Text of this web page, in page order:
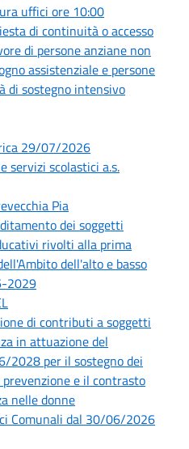
uffici ore 10:00
di continuità o accesso
di persone anziane non
assistenziale e persone
di sostegno intensivo
29/07/2026
servizi scolastici a.s.
Pia
dei soggetti
rivolti alla prima
dell'alto e basso
2029
di contributi a soggetti
in attuazione del
2028 per il sostegno dei
e il contrasto
nelle donne
Comunali dal 30/06/2026